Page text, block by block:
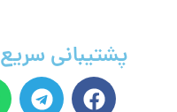
پشتیبانی سریع